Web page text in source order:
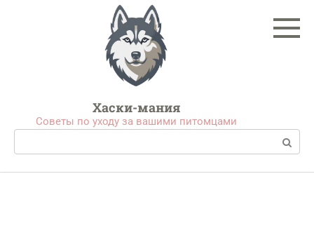
Хаски-мания
Советы по уходу за вашими питомцами
Поиск: